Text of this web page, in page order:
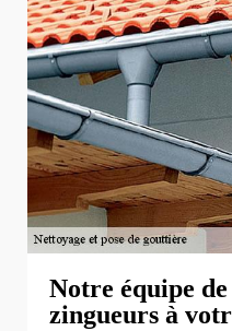
Notre équipe
zingueurs à